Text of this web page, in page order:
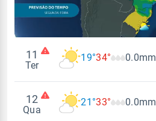
11
Ter
19°34° 0.0mm
MadrugadaManhãTarde
12
Qua
21°33° 0.0mm